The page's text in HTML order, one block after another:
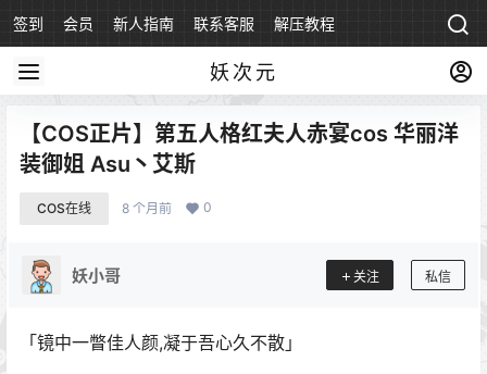
签到 会员 新人指南 联系客服 解压教程
妖次元
【COS正片】第五人格红夫人赤宴cos 华丽洋
装御姐 Asu丶艾斯
COS在线 8 个月前 0
妖小哥 关注 私信
「镜中一瞥佳人颜,凝于吾心久不散」